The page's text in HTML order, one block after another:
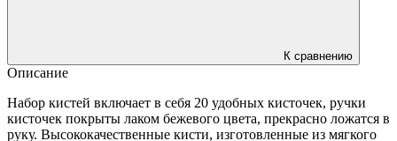
К сравнению
Описание
Набор кистей включает в себя 20 удобных кисточек, ручки
кисточек покрыты лаком бежевого цвета, прекрасно ложатся в
руку. Высококачественные кисти, изготовленные из мягкого